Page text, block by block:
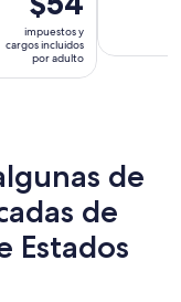
precio
es
de
impuestos y
cargos incluidos
por adulto
de
de
Estados